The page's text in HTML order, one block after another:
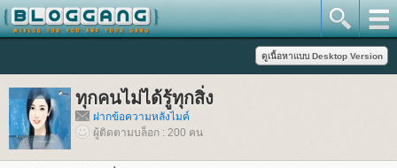
ทุกคนไม่ได้รู้ทุกสิ่ง
ฝากข้อความหลังไมค์
ผู้ติดตามบล็อก : 200 คน